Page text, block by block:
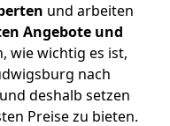
und arbeiten
Angebote und
wie wichtig es ist,
nach
deshalb setzen
Preise zu bieten.